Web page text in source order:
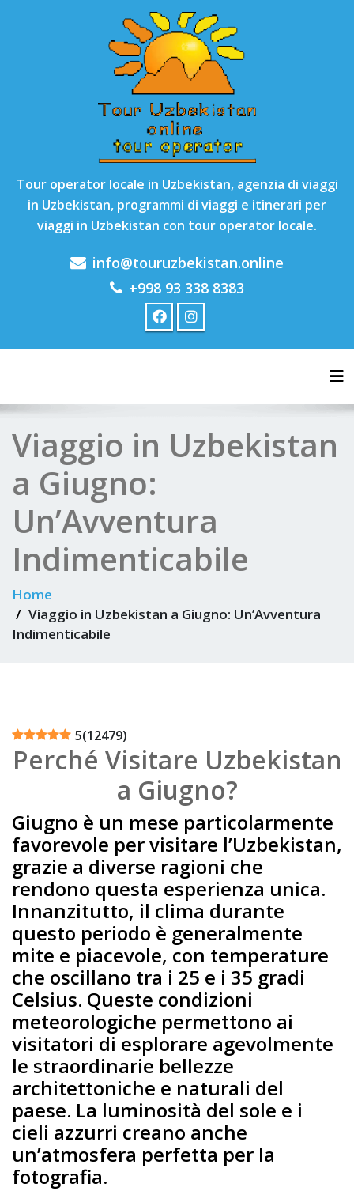
Tour operator locale in Uzbekistan, agenzia di viaggi
in Uzbekistan, programmi di viaggi e itinerari per
viaggi in Uzbekistan con tour operator locale.
info@touruzbekistan.online
+998 93 338 8383
Viaggio in Uzbekistan
a Giugno:
Un’Avventura
Indimenticabile
Home
Viaggio in Uzbekistan a Giugno: Un’Avventura
Indimenticabile
5(12479)
Perché Visitare Uzbekistan
a Giugno?
Giugno è un mese particolarmente
favorevole per visitare l’Uzbekistan,
grazie a diverse ragioni che
rendono questa esperienza unica.
Innanzitutto, il clima durante
questo periodo è generalmente
mite e piacevole, con temperature
che oscillano tra i 25 e i 35 gradi
Celsius. Queste condizioni
meteorologiche permettono ai
visitatori di esplorare agevolmente
le straordinarie bellezze
architettoniche e naturali del
paese. La luminosità del sole e i
cieli azzurri creano anche
un’atmosfera perfetta per la
fotografia.